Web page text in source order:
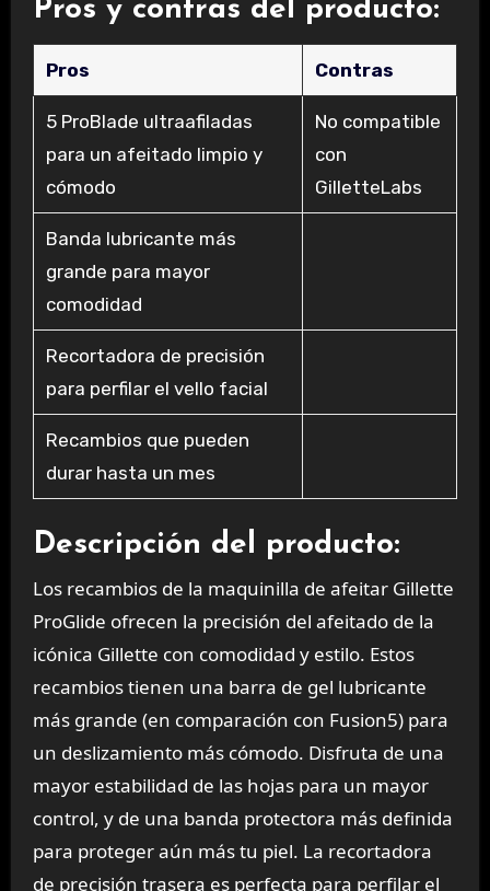
Pros y contras del producto:
Pros Contras
5 ProBlade ultraafiladas
para un afeitado limpio y
cómodo
No compatible
con
GilletteLabs
Banda lubricante más
grande para mayor
comodidad
Recortadora de precisión
para perfilar el vello facial
Recambios que pueden
durar hasta un mes
Descripción del producto:
Los recambios de la maquinilla de afeitar Gillette
ProGlide ofrecen la precisión del afeitado de la
icónica Gillette con comodidad y estilo. Estos
recambios tienen una barra de gel lubricante
más grande (en comparación con Fusion5) para
un deslizamiento más cómodo. Disfruta de una
mayor estabilidad de las hojas para un mayor
control, y de una banda protectora más definida
para proteger aún más tu piel. La recortadora
de precisión trasera es perfecta para perfilar el